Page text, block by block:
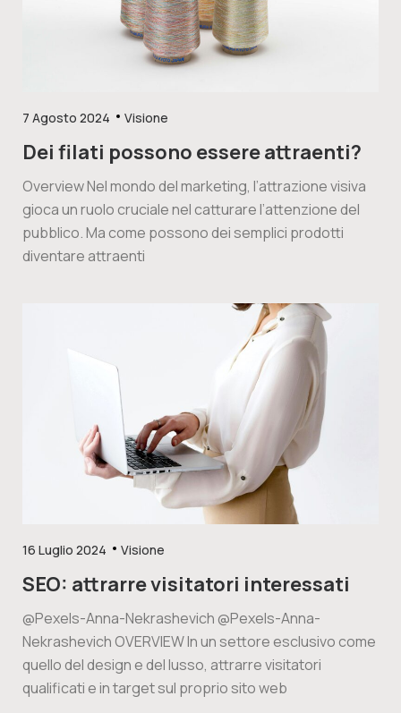
7 Agosto 2024 Visione
Dei filati possono essere attraenti?
Overview Nel mondo del marketing, l’attrazione visiva
gioca un ruolo cruciale nel catturare l’attenzione del
pubblico. Ma come possono dei semplici prodotti
diventare attraenti
16 Luglio 2024 Visione
SEO: attrarre visitatori interessati
@Pexels-Anna-Nekrashevich @Pexels-Anna-
Nekrashevich OVERVIEW In un settore esclusivo come
quello del design e del lusso, attrarre visitatori
qualificati e in target sul proprio sito web